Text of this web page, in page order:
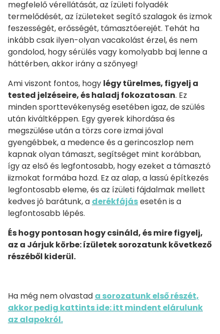
megfelelő vérellátását, az ízületi folyadék
termelődését, az ízületeket segítő szalagok és izmok
feszességét, erősségét, támasztóerejét. Tehát ha
inkább csak ilyen-olyan vacakolást érzel, és nem
gondolod, hogy sérülés vagy komolyabb baj lenne a
háttérben, akkor irány a szőnyeg!
Ami viszont fontos, hogy légy türelmes, figyelj a
tested jelzéseire, és haladj fokozatosan. Ez
minden sporttevékenység esetében igaz, de szülés
után kiváltképpen. Egy gyerek kihordása és
megszülése után a törzs core izmai jóval
gyengébbek, a medence és a gerincoszlop nem
kapnak olyan támaszt, segítséget mint korábban,
így az első és legfontosabb, hogy ezeket a támasztó
iizmokat formába hozd. Ez az alap, a lassú építkezés
legfontosabb eleme, és az ízületi fájdalmak mellett
kedves jó barátunk, a derékfájásesetén is a
legfontosabb lépés.
És hogy pontosan hogy csináld, és mire figyelj,
az a Járjuk körbe: ízületek sorozatunk következő
részéből kiderül.
Ha még nem olvastad a sorozatunk első részét,
akkor pedig kattints ide: itt mindent elárulunk
az alapokról.